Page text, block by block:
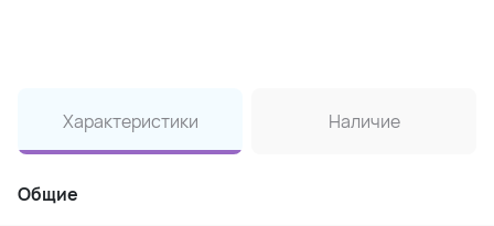
Характеристики Наличие
Общие